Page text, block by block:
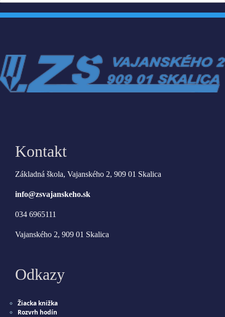
Kontakt
Základná škola, Vajanského 2, 909 01 Skalica
info@zsvajanskeho.sk
034 6965111
Vajanského 2, 909 01 Skalica
Odkazy
Žiacka knižka
Rozvrh hodín